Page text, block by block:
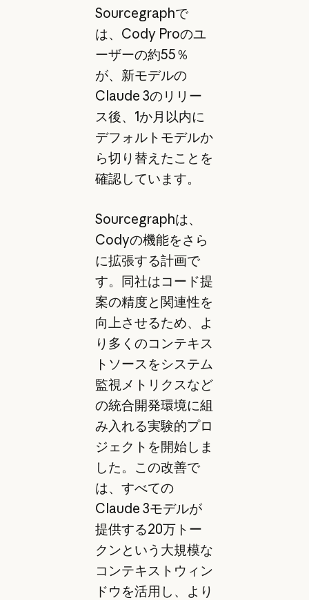
Sourcegraphで
は、Cody Proのユ
ーザーの約55％
が、新モデルの
Claude 3のリリー
ス後、1か月以内に
デフォルトモデルか
ら切り替えたことを
確認しています。
Sourcegraphは、
Codyの機能をさら
に拡張する計画で
す。同社はコード提
案の精度と関連性を
向上させるため、よ
り多くのコンテキス
トソースをシステム
監視メトリクスなど
の統合開発環境に組
み入れる実験的プロ
ジェクトを開始しま
した。この改善で
は、すべての
Claude 3モデルが
提供する20万トー
クンという大規模な
コンテキストウィン
ドウを活用し、より